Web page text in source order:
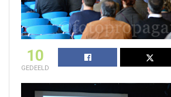
10
GEDEELD